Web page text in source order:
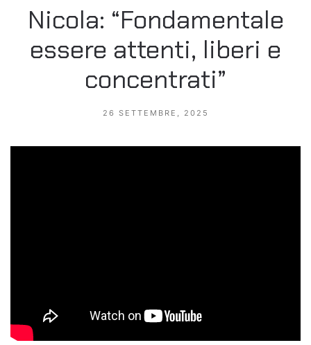
Nicola: “Fondamentale
essere attenti, liberi e
concentrati”
26 SETTEMBRE, 2025